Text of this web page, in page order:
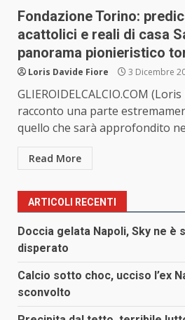
Fondazione Torino:
acattolici e reali di casa
panorama pionieristico
Loris Davide Fiore 3 Dicembre
GLIEROIDELCALCIO.COM
racconto una parte
quello che sarà approfondito
Read More
ARTICOLI RECENTI
Doccia gelata Napoli, Sky ne è
disperato
Calcio sotto choc, ucciso l’ex
sconvolto